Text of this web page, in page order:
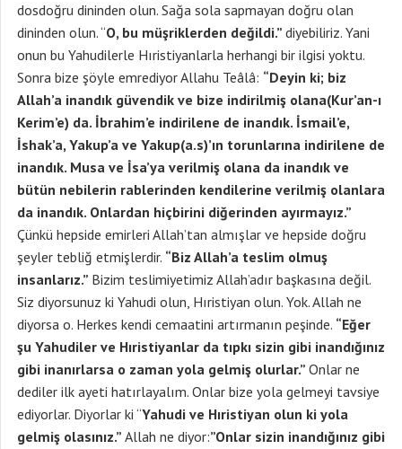
dosdoğru dininden olun. Sağa sola sapmayan doğru olan
dininden olun. “O, bu müşriklerden değildi.” diyebiliriz. Yani
onun bu Yahudilerle Hıristiyanlarla herhangi bir ilgisi yoktu.
Sonra bize şöyle emrediyor Allahu Teâlâ: “Deyin ki; biz
Allah’a inandık güvendik ve bize indirilmiş olana(Kur’an-ı
Kerim’e) da. İbrahim’e indirilene de inandık. İsmail’e,
İshak’a, Yakup’a ve Yakup(a.s)’ın torunlarına indirilene de
inandık. Musa ve İsa’ya verilmiş olana da inandık ve
bütün nebilerin rablerinden kendilerine verilmiş olanlara
da inandık. Onlardan hiçbirini diğerinden ayırmayız.”
Çünkü hepside emirleri Allah’tan almışlar ve hepside doğru
şeyler tebliğ etmişlerdir. “Biz Allah’a teslim olmuş
insanlarız.” Bizim teslimiyetimiz Allah’adır başkasına değil.
Siz diyorsunuz ki Yahudi olun, Hıristiyan olun. Yok. Allah ne
diyorsa o. Herkes kendi cemaatini artırmanın peşinde. “Eğer
şu Yahudiler ve Hıristiyanlar da tıpkı sizin gibi inandığınız
gibi inanırlarsa o zaman yola gelmiş olurlar.” Onlar ne
dediler ilk ayeti hatırlayalım. Onlar bize yola gelmeyi tavsiye
ediyorlar. Diyorlar ki “Yahudi ve Hıristiyan olun ki yola
gelmiş olasınız.” Allah ne diyor:”Onlar sizin inandığınız gibi